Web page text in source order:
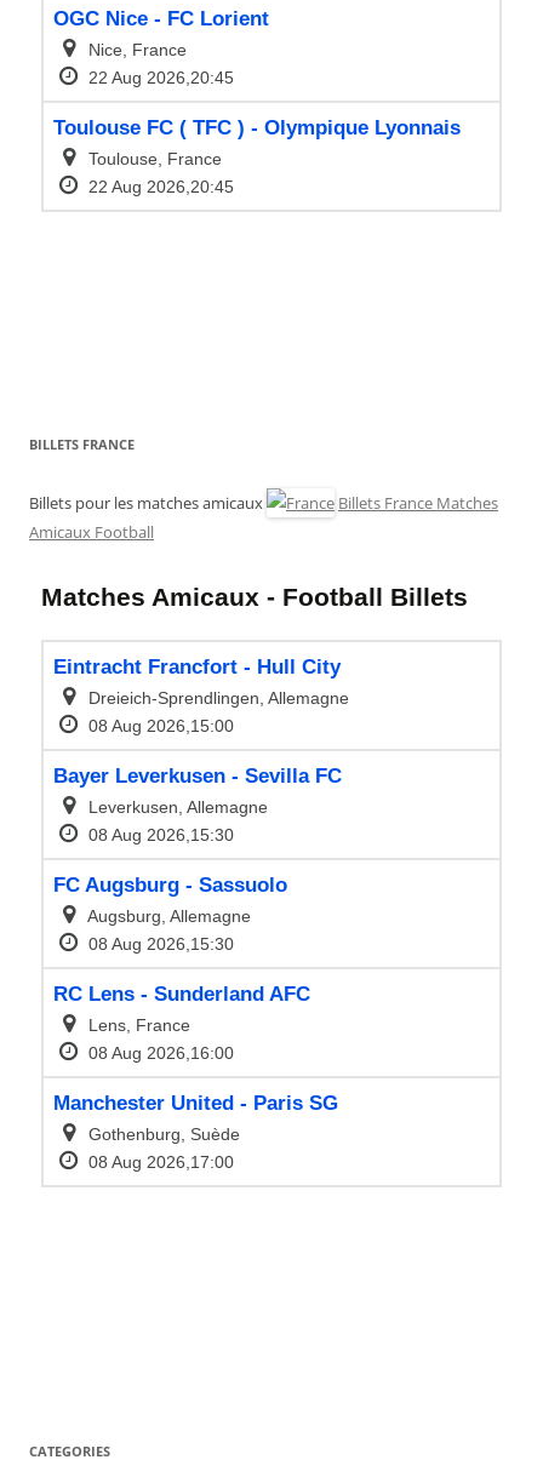
BILLETS FRANCE
Billets pour les matches amicaux
Billets France Matches
Amicaux Football
CATEGORIES